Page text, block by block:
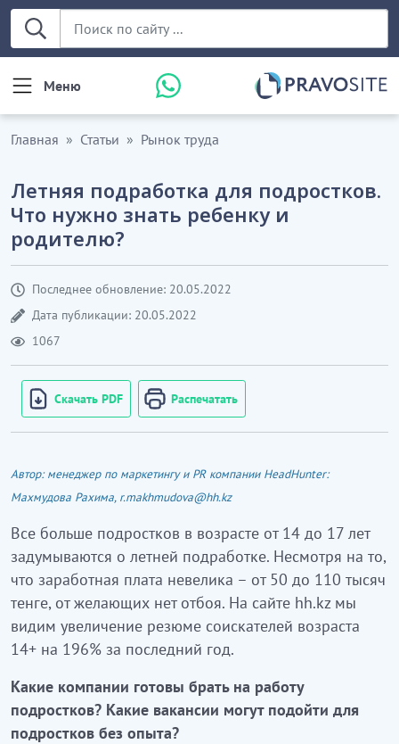
Меню
Главная Статьи Рынок труда
Летняя подработка для подростков.
Что нужно знать ребенку и
родителю?
Последнее обновление: 20.05.2022
Дата публикации: 20.05.2022
1067
Скачать PDF Распечатать
Автор: менеджер по маркетингу и PR компании HeadHunter:
Махмудова Рахима, r.makhmudova@hh.kz
Все больше подростков в возрасте от 14 до 17 лет
задумываются о летней подработке. Несмотря на то,
что заработная плата невелика – от 50 до 110 тысяч
тенге, от желающих нет отбоя. На сайте hh.kz мы
видим увеличение резюме соискателей возраста
14+ на 196% за последний год.
Какие компании готовы брать на работу
подростков? Какие вакансии могут подойти для
подростков без опыта?